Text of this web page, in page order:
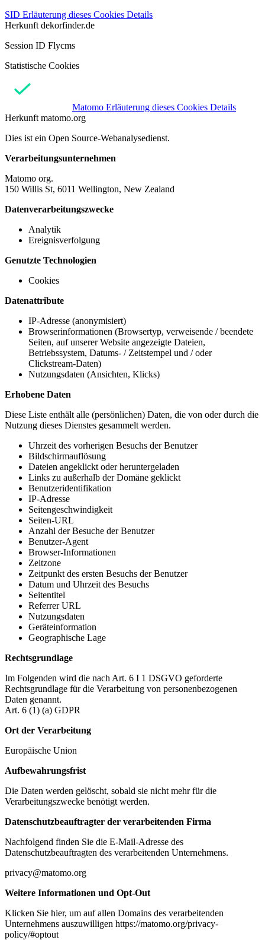
SID Erläuterung dieses Cookies Details
Herkunft dekorfinder.de
Session ID Flycms
Statistische Cookies
Matomo Erläuterung dieses Cookies Details
Herkunft matomo.org
Dies ist ein Open Source-Webanalysedienst.
Verarbeitungsunternehmen
Matomo org.
150 Willis St, 6011 Wellington, New Zealand
Datenverarbeitungszwecke
Analytik
Ereignisverfolgung
Genutzte Technologien
Cookies
Datenattribute
IP-Adresse (anonymisiert)
Browserinformationen (Browsertyp, verweisende / beendete
Seiten, auf unserer Website angezeigte Dateien,
Betriebssystem, Datums- / Zeitstempel und / oder
Clickstream-Daten)
Nutzungsdaten (Ansichten, Klicks)
Erhobene Daten
Diese Liste enthält alle (persönlichen) Daten, die von oder durch die
Nutzung dieses Dienstes gesammelt werden.
Uhrzeit des vorherigen Besuchs der Benutzer
Bildschirmauflösung
Dateien angeklickt oder heruntergeladen
Links zu außerhalb der Domäne geklickt
Benutzeridentifikation
IP-Adresse
Seitengeschwindigkeit
Seiten-URL
Anzahl der Besuche der Benutzer
Benutzer-Agent
Browser-Informationen
Zeitzone
Zeitpunkt des ersten Besuchs der Benutzer
Datum und Uhrzeit des Besuchs
Seitentitel
Referrer URL
Nutzungsdaten
Geräteinformation
Geographische Lage
Rechtsgrundlage
Im Folgenden wird die nach Art. 6 I 1 DSGVO geforderte
Rechtsgrundlage für die Verarbeitung von personenbezogenen
Daten genannt.
Art. 6 (1) (a) GDPR
Ort der Verarbeitung
Europäische Union
Aufbewahrungsfrist
Die Daten werden gelöscht, sobald sie nicht mehr für die
Verarbeitungszwecke benötigt werden.
Datenschutzbeauftragter der verarbeitenden Firma
Nachfolgend finden Sie die E-Mail-Adresse des
Datenschutzbeauftragten des verarbeitenden Unternehmens.
privacy@matomo.org
Weitere Informationen und Opt-Out
Klicken Sie hier, um auf allen Domains des verarbeitenden
Unternehmens auszuwilligen https://matomo.org/privacy-
policy/#optout